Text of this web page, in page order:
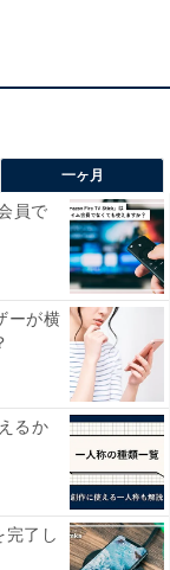
の新入社員初
ている割合が
円。男女別で見
、男性の方が
一ヶ月
員で
ーが横
るか
了し